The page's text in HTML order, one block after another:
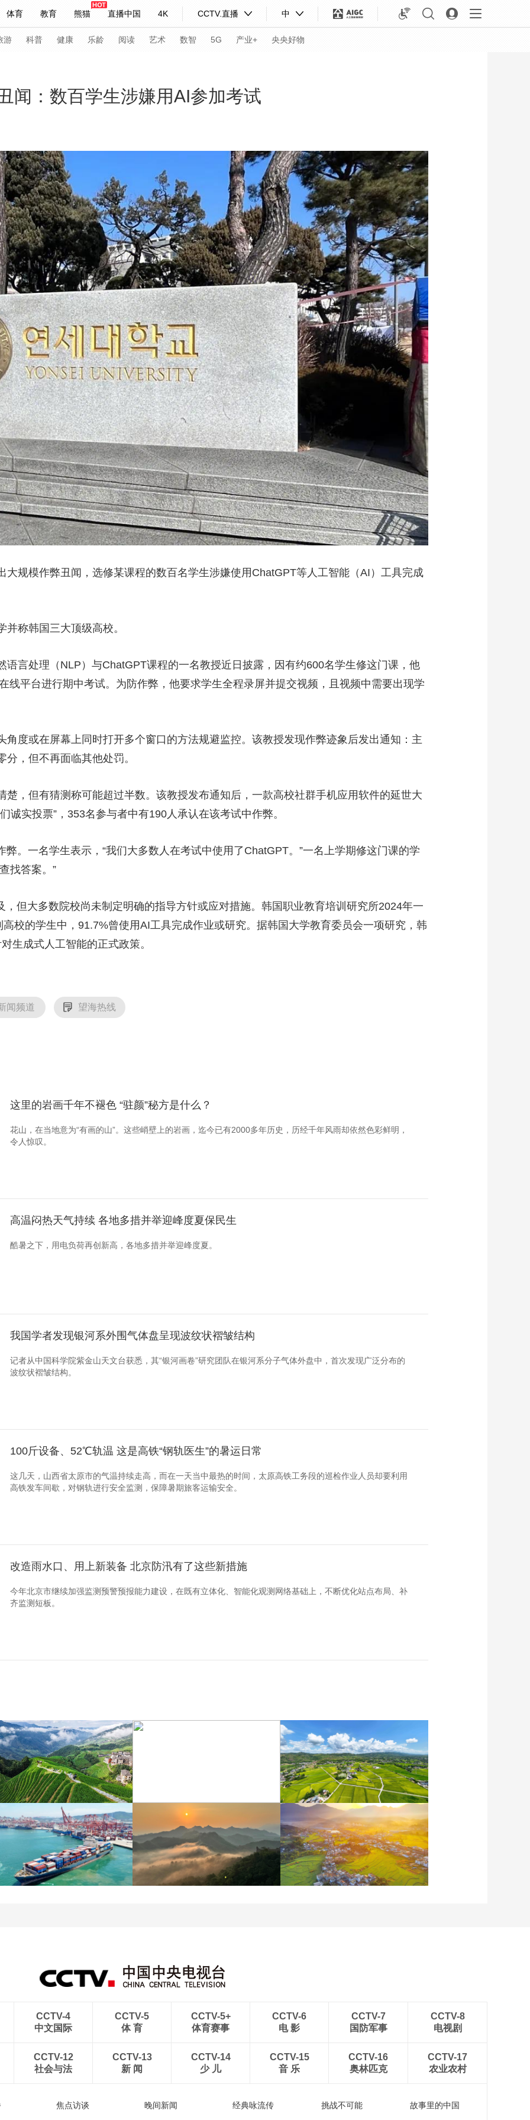
体育 教育 熊猫 直播中国 4K CCTV.直播 中
妙语 热解读 天天学习
持人 下载央视影音
游 科普 健康 乐龄 阅读 艺术 数智 5G 产业+ 央央好物
习式妙语 央视快评
道 VR/AR 4K专区 全景新闻
入列 人生第一次 人生第二次
奥会 CBA NBA 中超 国足 国际足球 网球 综合体育 亚冬会
体育江湖 文化体育 冰雪道路 足球道路
央博 非遗 文化 旅游 科普 健康 乐龄 阅读 艺术 汽车 数智 5G 产业+
云起 超级工厂 智敬中国 全民健康 颜选攻略 海洋 时尚 天气 才艺 网展 央央好物
热播榜 总台企业白名单
闻：数百学生涉嫌用AI参加考试
模作弊丑闻，选修某课程的数百名学生涉嫌使用ChatGPT等人工智能（AI）工具完成
称韩国三大顶级高校。
处理（NLP）与ChatGPT课程的一名教授近日披露，因有约600名学生修这门课，他
线平台进行期中考试。为防作弊，他要求学生全程录屏并提交视频，且视频中需要出现学
或在屏幕上同时打开多个窗口的方法规避监控。该教授发现作弊迹象后发出通知：主
，但不再面临其他处罚。
但有猜测称可能超过半数。该教授发布通知后，一款高校社群手机应用软件的延世大
诚实投票”，353名参与者中有190人承认在该考试中作弊。
一名学生表示，“我们大多数人在考试中使用了ChatGPT。”一名上学期修这门课的学
找答案。”
大多数院校尚未制定明确的指导方针或应对措施。韩国职业教育培训研究所2024年一
校的学生中，91.7%曾使用AI工具完成作业或研究。据韩国大学教育委员会一项研究，韩
生成式人工智能的正式政策。
闻频道 望海热线
这里的岩画千年不褪色 “驻颜”秘方是什么？
花山，在当地意为“有画的山”。这些峭壁上的岩画，迄今已有2000多年历史，历经千年风雨却依然色彩鲜明，
令人惊叹。
高温闷热天气持续 各地多措并举迎峰度夏保民生
酷暑之下，用电负荷再创新高，各地多措并举迎峰度夏。
我国学者发现银河系外围气体盘呈现波纹状褶皱结构
记者从中国科学院紫金山天文台获悉，其“银河画卷”研究团队在银河系分子气体外盘中，首次发现广泛分布的
波纹状褶皱结构。
100斤设备、52℃轨温 这是高铁“钢轨医生”的暑运日常
这几天，山西省太原市的气温持续走高，而在一天当中最热的时间，太原高铁工务段的巡检作业人员却要利用
高铁发车间歇，对钢轨进行安全监测，保障暑期旅客运输安全。
改造雨水口、用上新装备 北京防汛有了这些新措施
今年北京市继续加强监测预警预报能力建设，在既有立体化、智能化观测网络基础上，不断优化站点布局、补
齐监测短板。
期出游 乐享美好时光
江苏泗洪：洪泽湖湿地白
鹭嬉戏
重庆梁平：优质水稻丰收
在望
CCTV-4
中文国际
CCTV-5
体 育
CCTV-5+
体育赛事
CCTV-6
电 影
CCTV-7
国防军事
CCTV-8
电视剧
CCTV-12
社会与法
CCTV-13
新 闻
CCTV-14
少 儿
CCTV-15
音 乐
CCTV-16
奥林匹克
CCTV-17
农业农村
焦点访谈 晚间新闻 经典咏流传 挑战不可能 故事里的中国